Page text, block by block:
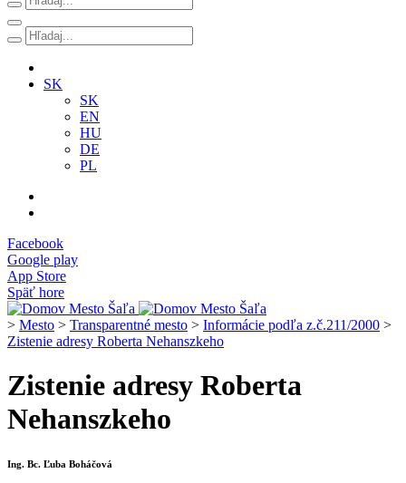
SK
SK
EN
HU
DE
PL
Facebook
Google play
App Store
Späť hore
> Mesto > Transparentné mesto > Informácie podľa z.č.211/2000 >
Zistenie adresy Roberta Nehanszkeho
Zistenie adresy Roberta
Nehanszkeho
Ing. Bc. Ľuba Boháčová